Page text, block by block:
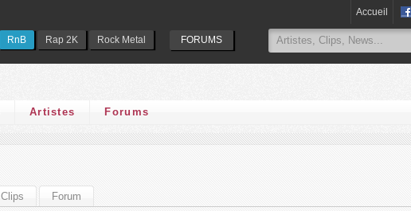
RnB Rap 2K Rock Metal FORUMS
Accueil
Artistes Forums
Clips Forum